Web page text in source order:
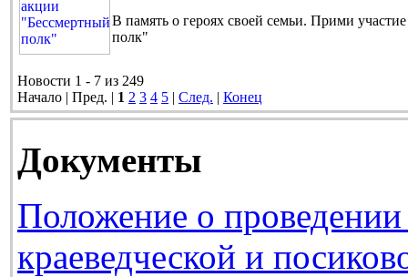
В память о героях своей семьи. Прими
полк"
Новости 1 - 7 из 249
Начало | Пред. | 1 2 3 4 5 | След. | Конец
Документы
Положение о проведении
краеведческой и